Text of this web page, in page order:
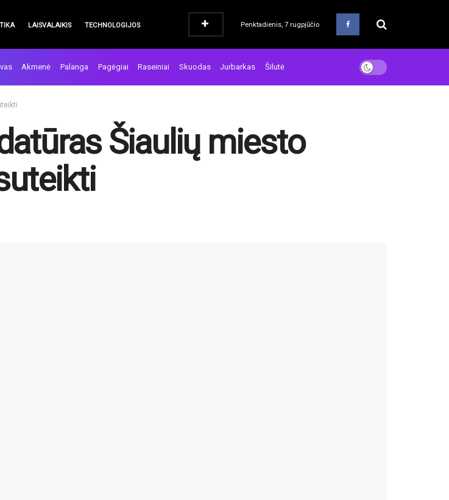
LAISVALAIKIS TECHNOLOGIJOS Penktadienis, 7 rugpjūčio
Akmenė Palanga Pagėgiai Raseiniai Skuodas Jurbarkas Šilutė
Šiaulių miesto